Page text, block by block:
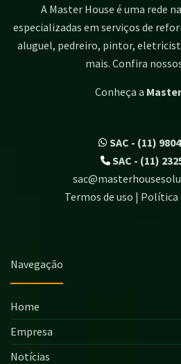
A Master House é uma rede
especializadas em serviços de
aluguel, pedreiro, pintor,
mais. Confira
Conheça a
SAC - (11)
SAC - (11)
Termos de uso | Política
Navegação
Home
Empresa
Notícias